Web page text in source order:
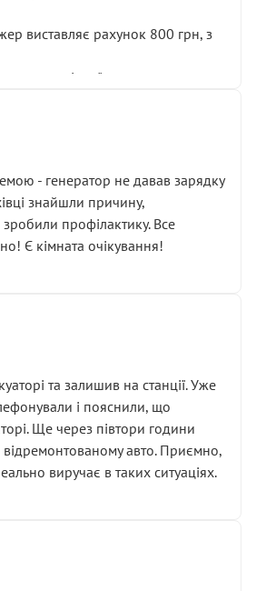
виставляє рахунок 800 грн, з
гальмівної системи
я був поруч і жодної реальної
не проводилось. Після
цю “послугу” повернули, що
правоту.
з боксу, і скрип у гальмах
як і був. Тобто оплачена
погіршилась:
знімати колеса”
вже не можна
купу додаткових робіт без
дякую!
виглядає абсурдно:
гальмівної рідини потрібно
гальмівним циліндром у
б трохи розуміється на техніці,
непрофесійно, а як максимум —
вузол замість елементарних
- генератор не давав зарядку
знайшли причину,
зробили профілактику. Все
Є кімната очікування!
та залишив на станції. Уже
і пояснили, що
Ще через півтори години
відремонтованому авто. Приємно,
виручає в таких ситуаціях.